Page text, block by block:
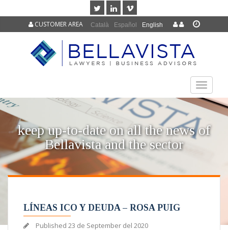
Català Español English
CUSTOMER AREA
TOGGLE
keep up-to-date on all the news of
Bellavista and the sector
LÍNEAS ICO Y DEUDA – ROSA PUIG
Published 23 de September del 2020